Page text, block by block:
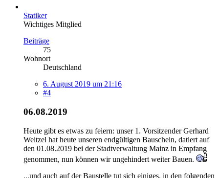
Statiker
Wichtiges Mitglied
Beiträge
75
Wohnort
Deutschland
6. August 2019 um 21:16
#4
06.08.2019
Heute gibt es etwas zu feiern: unser 1. Vorsitzender Gerhard
Weitzel hat heute unseren endgültigen Bauschein, datiert auf
den 01.08.2019 bei der Stadtverwaltung Mainz in Empfang
genommen, nun können wir ungehindert weiter Bauen.
...und auch auf der Baustelle tut sich einiges, in den folgenden